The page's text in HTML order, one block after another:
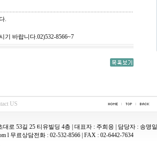
.
기 바랍니다.02)532-8566~7
US
로 53길 25 티유빌딩 4층 | 대표자 : 주희응 | 담당자 : 송명일
l 무료상담전화 : 02-532-8566 | FAX : 02-6442-7634